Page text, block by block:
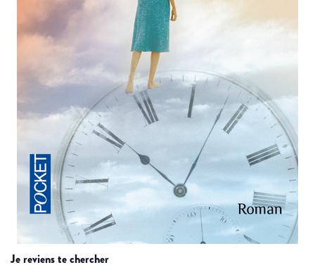
je reviens te chercher